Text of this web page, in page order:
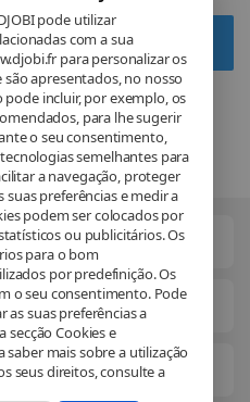
pode utilizar
com a sua
para personalizar os
apresentados, no nosso
incluir, por exemplo, os
para lhe sugerir
o seu consentimento,
semelhantes para
a navegação, proteger
preferências e medir a
podem ser colocados por
ou publicitários. Os
para o bom
por predefinição. Os
o seu consentimento. Pode
as suas preferências a
Cookies e
saber mais sobre a utilização
seus direitos, consulte a
à votre sélection.